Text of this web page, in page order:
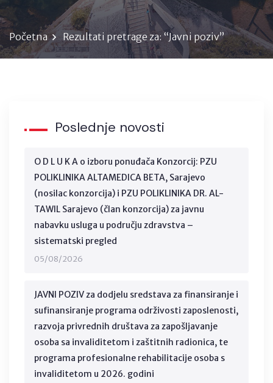
Početna Rezultati pretrage za: “Javni poziv”
Poslednje novosti
O D L U K A o izboru ponuđača Konzorcij: PZU
POLIKLINIKA ALTAMEDICA BETA, Sarajevo
(nosilac konzorcija) i PZU POLIKLINIKA DR. AL-
TAWIL Sarajevo (član konzorcija) za javnu
nabavku usluga u području zdravstva –
sistematski pregled
05/08/2026
JAVNI POZIV za dodjelu sredstava za finansiranje i
sufinansiranje programa održivosti zaposlenosti,
razvoja privrednih društava za zapošljavanje
osoba sa invaliditetom i zaštitnih radionica, te
programa profesionalne rehabilitacije osoba s
invaliditetom u 2026. godini